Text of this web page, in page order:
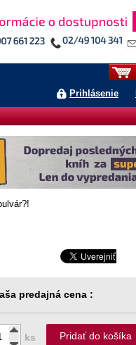
Prihlásenie
predajná cena :
ks Pridať do košíka